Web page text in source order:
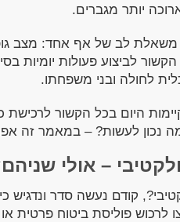
יותר מגברים.
משאלת לב של אף אחד: מצב
לביצוע פעולות יומיות
לחולה ובני משפחתו.
היום בכל הקשור
נכון לעשות? – במאמר זה
– אולי
קודם נעשה סדר
לרכוש פוליסת ביטוח פרטית